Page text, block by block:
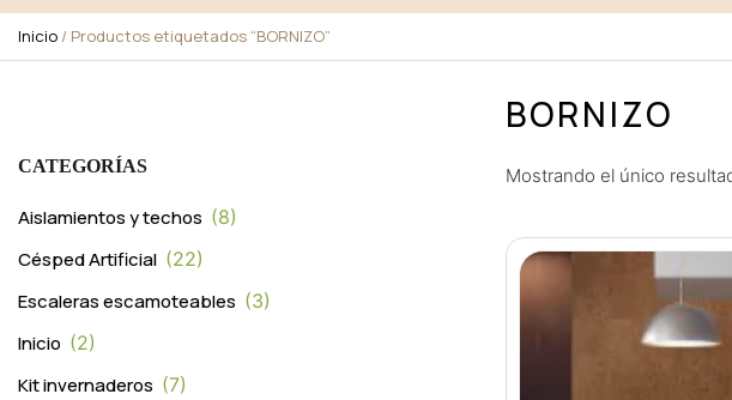
Inicio / Productos etiquetados “BORNIZO”
CATEGORÍAS
Aislamientos y techos 8
Césped Artificial 22
Escaleras escamoteables 3
Inicio 2
Kit invernaderos 7
BORNIZO
Mostrando el único